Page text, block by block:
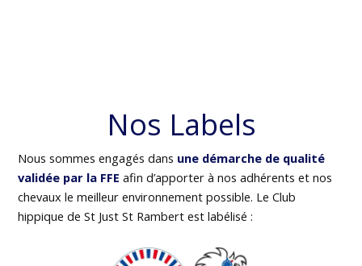
Nos Labels
Nous sommes engagés dans une démarche de qualité
validée par la FFE afin d’apporter à nos adhérents et nos
chevaux le meilleur environnement possible. Le Club
hippique de St Just St Rambert est labélisé :